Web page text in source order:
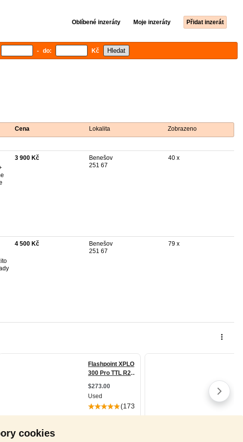
cookies
Oblíbené inzeráty Moje inzeráty Přidat inzerát
- do: Kč
Cena Lokalita Zobrazeno
3 900 Kč
Benešov
251 67
40 x
4 500 Kč
Benešov
251 67
79 x